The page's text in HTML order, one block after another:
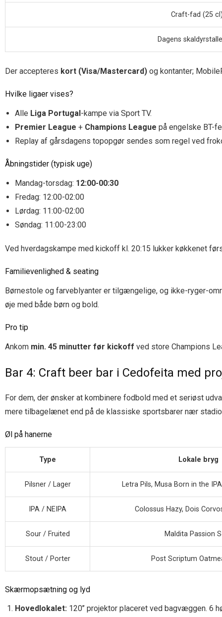
Craft-fad (25
Dagens
Der accepteres kort (Visa/Mastercard) og kontanter;
Hvilke ligaer vises?
Alle Liga Portugal-kampe via Sport TV.
Premier League + Champions League på engelske BT-
Replay af gårsdagens topopgør sendes som regel ved
Åbningstider (typisk uge)
Mandag-torsdag: 12:00-00:30
Fredag: 12:00-02:00
Lørdag: 11:00-02:00
Søndag: 11:00-23:00
Ved hverdags­kampe med kickoff kl. 20:15 lukker køkkenet
Familievenlighed & seating
Børnestole og farveblyanter er tilgængelige, og ikke-ryger-
øje med både børn og bold.
Pro tip
Ankom min. 45 minutter før kickoff ved store Champions
Bar 4: Craft beer bar i Cedofeita med
For dem, der ønsker at kombinere fodbold med et seriøst
mere tilbagelænet end på de klassiske sportsbarer nær
Øl på hanerne
Type Lokale bryg
Pilsner / Lager Letra Pils, Musa Born in the
IPA / NEIPA Colossus Hazy, Dois
Sour / Fruited Maldita Passion
Stout / Porter Post Scriptum
Skærmopsætning og lyd
Hovedlokalet: 120’’ projektor placeret ved bagvæggen. 6